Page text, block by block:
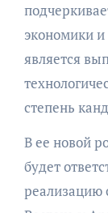
экономики и
является
степень
В ее новой
будет
реализацию